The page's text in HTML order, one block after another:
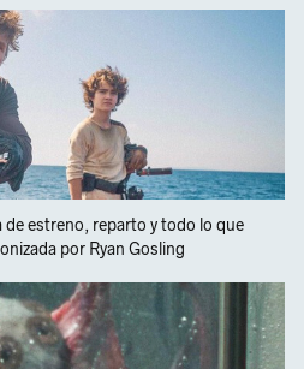
estreno, reparto y todo lo que
por Ryan Gosling